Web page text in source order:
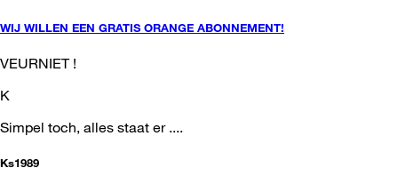
WIJ WILLEN EEN GRATIS ORANGE ABONNEMENT!
VEURNIET !
K
Simpel toch, alles staat er ....
Ks1989